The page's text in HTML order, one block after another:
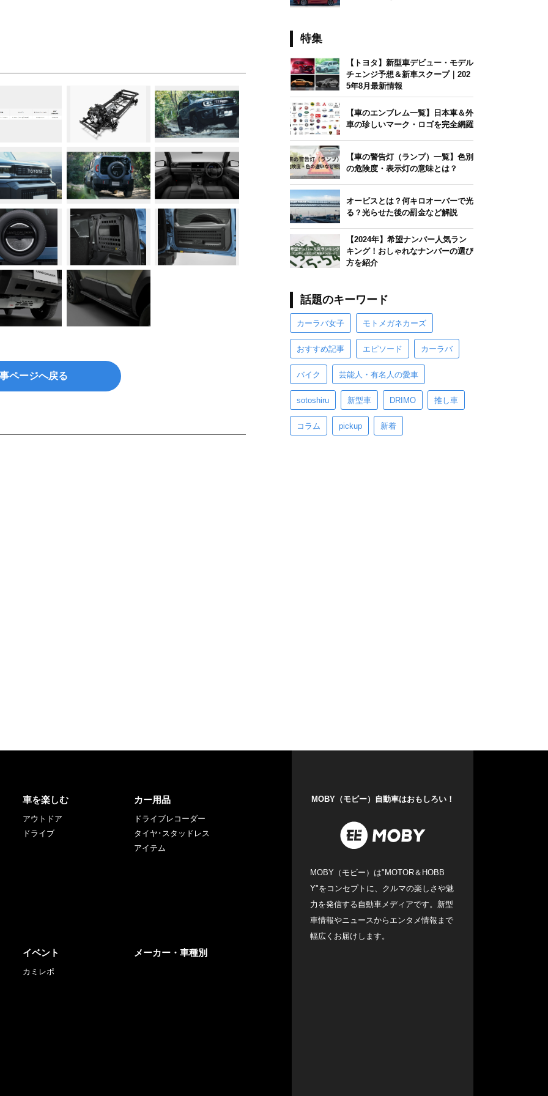
ページへ戻る
特集
【トヨタ】新型車デビュー・モデル
チェンジ予想＆新車スクープ｜202
5年8月最新情報
【車のエンブレム一覧】日本車＆外
車の珍しいマーク・ロゴを完全網羅
【車の警告灯（ランプ）一覧】色別
の危険度・表示灯の意味とは？
オービスとは？何キロオーバーで光
る？光らせた後の罰金など解説
【2024年】希望ナンバー人気ラン
キング！おしゃれなナンバーの選び
方を紹介
話題のキーワード
カーラバ女子 モトメガネカーズ
おすすめ記事 エピソード カーラバ
バイク 芸能人・有名人の愛車
sotoshiru 新型車 DRIMO 推し車
コラム pickup 新着
車を楽しむ
アウトドア
ドライブ
カー用品
ドライブレコーダー
タイヤ･スタッドレス
アイテム
イベント
カミレポ
メーカー・車種別
MOBY（モビー）自動車はおもしろい！
MOBY（モビー）は"MOTOR＆HOBB
Y"をコンセプトに、クルマの楽しさや魅
力を発信する自動車メディアです。新型
車情報やニュースからエンタメ情報まで
幅広くお届けします。